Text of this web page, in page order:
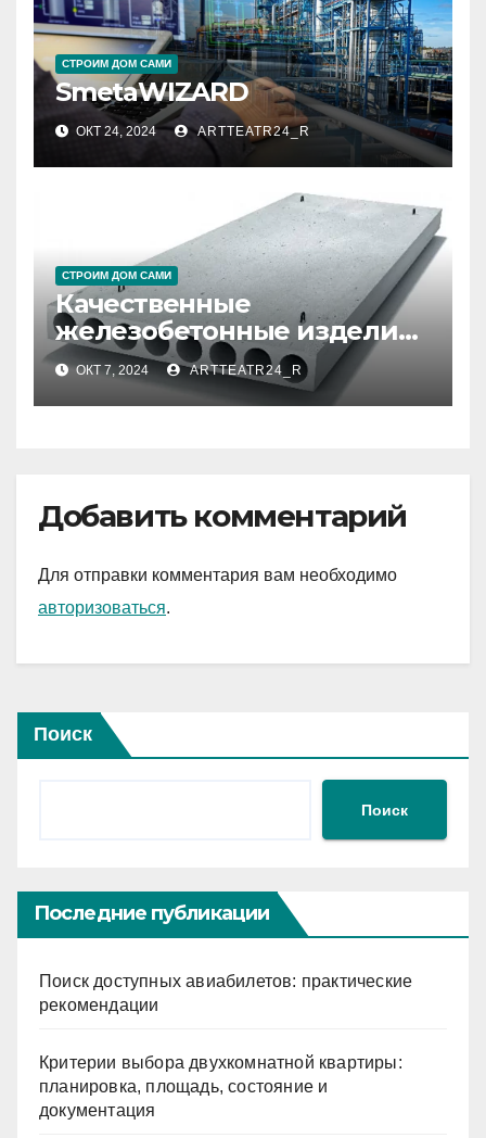
СТРОИМ ДОМ САМИ
SmetaWIZARD
ОКТ 24, 2024 ARTTEATR24_R
СТРОИМ ДОМ САМИ
Качественные
железобетонные изделия
(ЖБИ)
ОКТ 7, 2024 ARTTEATR24_R
Добавить комментарий
Для отправки комментария вам необходимо
авторизоваться.
Поиск
Поиск
Последние публикации
Поиск доступных авиабилетов: практические
рекомендации
Критерии выбора двухкомнатной квартиры:
планировка, площадь, состояние и
документация